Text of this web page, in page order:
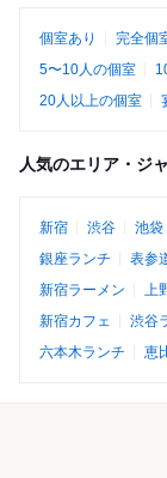
個室あり 完全個
5〜10人の個室
20人以上の個室
人気のエリア・ジ
新宿 渋谷 池袋
銀座ランチ
表参
新宿ラーメン
上
新宿カフェ
渋谷
六本木ランチ
恵